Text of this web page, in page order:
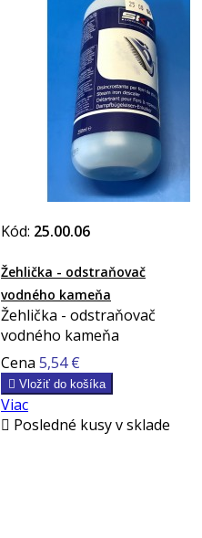
Kód: 25.00.06
Žehlička - odstraňovač
vodného kameňa
Žehlička - odstraňovač
vodného kameňa
Cena 5,54 €
 Vložiť do košíka
Viac
 Posledné kusy v sklade